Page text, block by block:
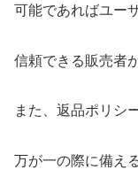
可能であればユー
信頼できる販売者
また、返品ポリシ
万が一の際に備え